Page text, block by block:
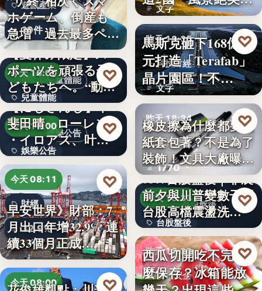
遊戲產業
10件
ホゲーム、倒産も
急増 過去最多ペー
スで…
兒童體能
今天 16:00
兒童體能
0円
【夏休み限定】ス
ポーツを頑張る子
どもたちへ。“動け
る身体…
♡
娛樂公告
今天 16:00
娛樂公告
30
【にじさんじ】甲
斐田晴、ローレン
・イロアス、叶ワ
ンマンラ…
♡
今天 08:11
財經
32.9%
早安世界》財部：7
月出口年增32.9% 連
續33個月正成…
♡
今天 08:00 ♡
文字
美食好…
昨天 18:35
科技財經
文字
馬斯克砸下168億美
元打造「Terafab」
晶片園區！不…
♡
昨天 18:34
文具知識
1770
橡皮擦為什麼都要用
紙套包著？不是為了
裝飾！文具大廠曝重
要…
♡
台股盤後
昨天 18:33
台股盤後
170.79
0807台股盤後｜非農
前夕與川普變數干擾
台股高檔震盪洗…
♡
昨天 18:30
食物安全
西瓜切開吃不完怎
麼保存？冰箱能放
♡